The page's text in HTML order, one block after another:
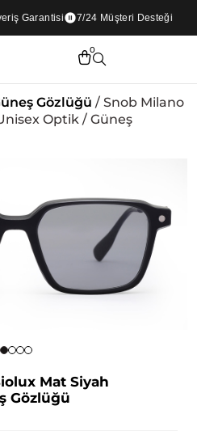
Garantisi 7/24 Müşteri Desteği
0
Gözlüğü / Snob Milano
Optik / Güneş
Mat Siyah
Gözlüğü